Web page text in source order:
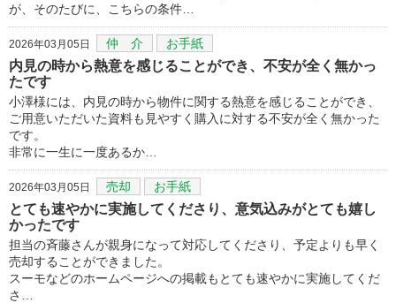
が、そのたびに、こちらの条件…
2026年03月05日 仲 介 お手紙
内見の時から熱意を感じることができ、不安が全く無かっ
たです
小澤様には、内見の時から物件に関する熱意を感じることができ、
ご用意いただいた資料も見やすく購入に対する不安が全く無かった
です。
非常に一生に一度あるか…
2026年03月05日 売却 お手紙
とても速やかに実施してくださり、意気込みがとても嬉し
かったです
担当の斉藤さんが親身になって対応してくださり、予定よりも早く
売却することができました。
スーモなどのホームページへの掲載もとても速やかに実施してくだ
さ…